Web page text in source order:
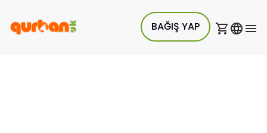
BAĞIŞ YAP